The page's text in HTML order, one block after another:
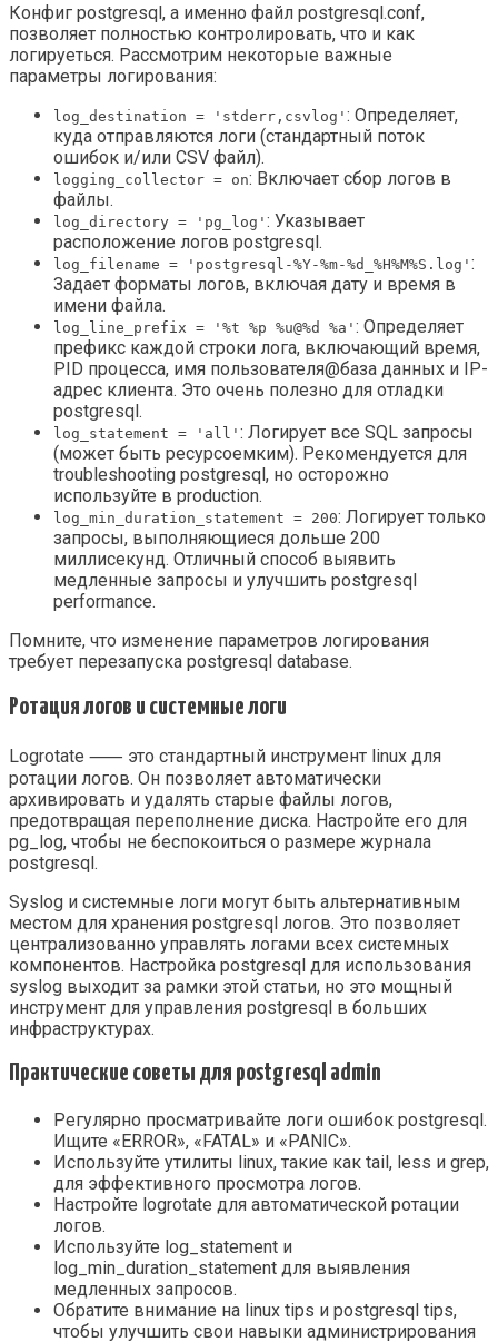
Конфиг postgresql, а именно файл postgresql.conf,
позволяет полностью контролировать, что и как
логируеться. Рассмотрим некоторые важные
параметры логирования:
log_destination = 'stderr,csvlog' : Определяет,
куда отправляются логи (стандартный поток
ошибок и/или CSV файл).
logging_collector = on: Включает сбор логов в
файлы.
log_directory = 'pg_log' : Указывает
расположение логов postgresql.
log_filename = 'postgresql-%Y-%m-%d_%H%M%S.log' :
Задает форматы логов, включая дату и время в
имени файла.
log_line_prefix = '%t %p %u@%d %a' : Определяет
префикс каждой строки лога, включающий время,
PID процесса, имя пользователя@база данных и IP-
адрес клиента. Это очень полезно для отладки
postgresql.
log_statement = 'all' : Логирует все SQL запросы
(может быть ресурсоемким). Рекомендуется для
troubleshooting postgresql, но осторожно
используйте в production.
log_min_duration_statement = 200: Логирует только
запросы, выполняющиеся дольше 200
миллисекунд. Отличный способ выявить
медленные запросы и улучшить postgresql
performance.
Помните, что изменение параметров логирования
требует перезапуска postgresql database.
Ротация логов и системные логи
Logrotate ⸺ это стандартный инструмент linux для
ротации логов. Он позволяет автоматически
архивировать и удалять старые файлы логов,
предотвращая переполнение диска. Настройте его для
pg_log, чтобы не беспокоиться о размере журнала
postgresql.
Syslog и системные логи могут быть альтернативным
местом для хранения postgresql логов. Это позволяет
централизованно управлять логами всех системных
компонентов. Настройка postgresql для использования
syslog выходит за рамки этой статьи, но это мощный
инструмент для управления postgresql в больших
инфраструктурах.
Практические советы для postgresql admin
Регулярно просматривайте логи ошибок postgresql.
Ищите «ERROR», «FATAL» и «PANIC».
Используйте утилиты linux, такие как tail, less и grep,
для эффективного просмотра логов.
Настройте logrotate для автоматической ротации
логов.
Используйте log_statement и
log_min_duration_statement для выявления
медленных запросов.
Обратите внимание на linux tips и postgresql tips,
чтобы улучшить свои навыки администрирования